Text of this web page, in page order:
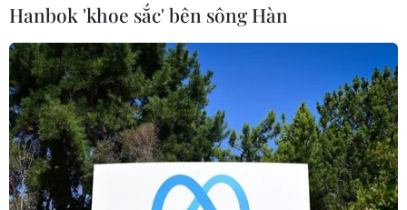
#New Zealand #Australia
#Hợp tác song phương
Hanbok 'khoe sắc' bên sông Hàn